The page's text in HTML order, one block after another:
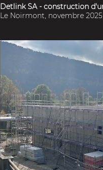
Detlink SA - construction
Le Noirmont, novembre 2025